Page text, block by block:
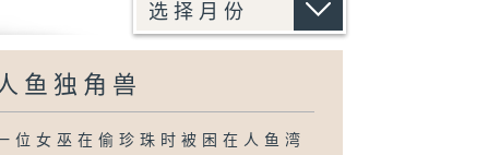
鱼独角兽
位女巫在偷珍珠时被困在人鱼湾